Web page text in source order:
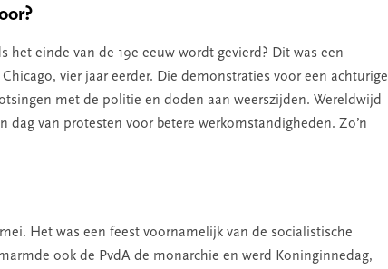
het einde van de 19e eeuw wordt gevierd? Dit was een
vier jaar eerder. Die demonstraties voor een achturige
met de politie en doden aan weerszijden. Wereldwijd
dag van protesten voor betere werkomstandigheden. Zo’n
Het was een feest voornamelijk van de socialistische
ook de PvdA de monarchie en werd Koninginnedag,